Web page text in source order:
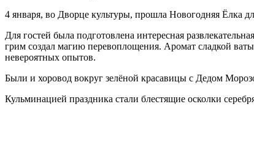
4 января, во Дворце культуры, прошла Новогодняя Ёлка
Для гостей была подготовлена интересная
грим создал магию перевоплощения. Аромат сладкой
невероятных опытов.
Были и хоровод вокруг зелёной красавицы с Дедом
Кульминацией праздника стали блестящие осколки